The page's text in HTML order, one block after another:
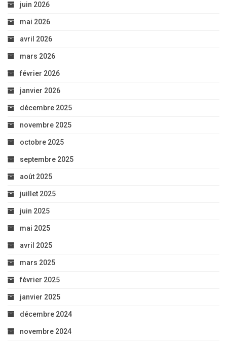
juin 2026
mai 2026
avril 2026
mars 2026
février 2026
janvier 2026
décembre 2025
novembre 2025
octobre 2025
septembre 2025
août 2025
juillet 2025
juin 2025
mai 2025
avril 2025
mars 2025
février 2025
janvier 2025
décembre 2024
novembre 2024